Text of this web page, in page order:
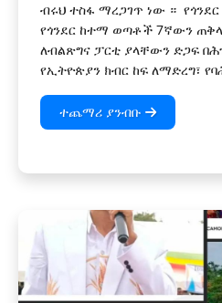
ብሩህ ተስፋ ማረጋገጥ ነው ።
የጎንደር ከተማ ወጣቶች 7ኛውን
ለብልጽግና ፓርቲ ያላቸውን ድጋፍ
የኢትዮጵያን ክብር ከፍ ለማድረግ፣
ተጨማሪ ያንብቡ